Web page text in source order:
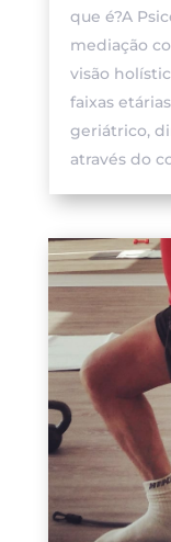
que é?A
mediação
visão
faixas
geriátrico,
através do